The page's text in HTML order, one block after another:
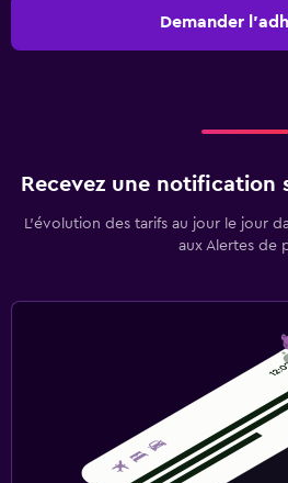
Demander
Recevez une notification
L’évolution des tarifs au jour le jour
aux Alertes de